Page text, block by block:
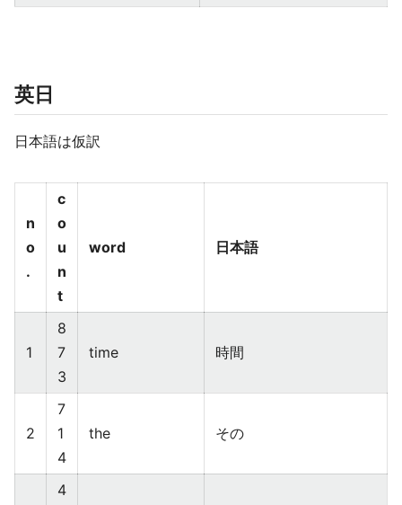
英日
日本語は仮訳
n
o
.
c
o
u
n
t
word 日本語
1
8
7
3
time 時間
2
7
1
4
the その
4